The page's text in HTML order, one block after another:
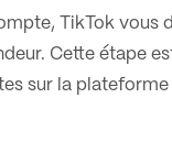
TikTok vous
Cette étape
sur la